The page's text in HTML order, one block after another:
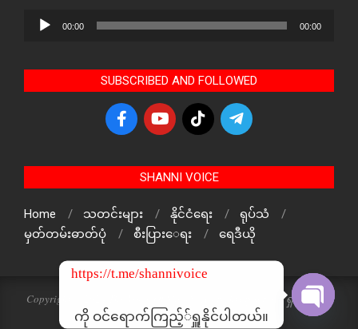
Audio
00:00 00:00
SUBSCRIBED AND FOLLOWED
SHANNI VOICE
Home သတင်းများ နိုင်ငံရေး
ရုပ်သံ
မှတ်တမ်းဓာတ်ပုံ
စီးပြားေရး ရေဒီယို
Copyright © 2024 The Voice Of ShanNi All rights reserved. ရှမ်းနီအသံ
သတင်းဌာန၏ မူပိုင်ဖြစ်ပါသည်
https://t.me/shannivoice
ကို ဝင်ရောက်ကြည့််ရှူနိုင်ပါတယ်။